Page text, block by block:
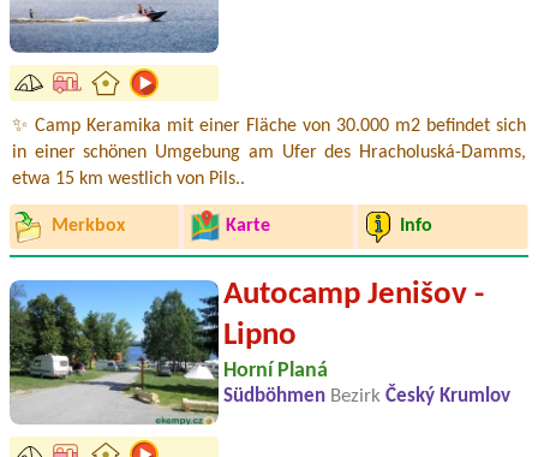
✨ Camp Keramika mit einer Fläche von 30.000 m2 befindet sich
in einer schönen Umgebung am Ufer des Hracholuská-Damms,
etwa 15 km westlich von Pils..
Merkbox Karte Info
Autocamp Jenišov -
Lipno
Horní Planá
Südböhmen Bezirk Český Krumlov